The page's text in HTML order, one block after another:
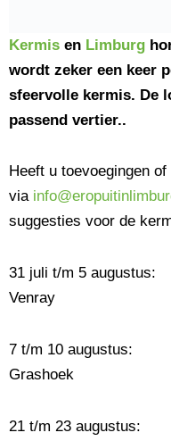
Kermis en Limburg
wordt zeker een keer
sfeervolle kermis. De
passend vertier..
Heeft u toevoegingen
via
suggesties voor de
31 juli t/m 5 augustus:
Venray
7 t/m 10 augustus:
Grashoek
21 t/m 23 augustus: